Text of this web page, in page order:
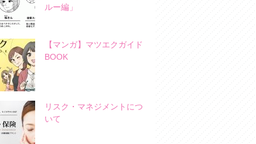
ルー編」
【マンガ】マツエクガイド
BOOK
リスク・マネジメントにつ
いて